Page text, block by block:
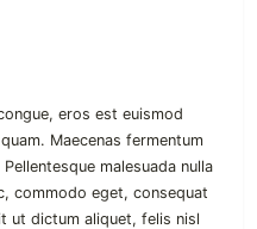
eros est euismod
Maecenas fermentum
malesuada nulla
commodo eget, consequat
ut dictum aliquet, felis nisl